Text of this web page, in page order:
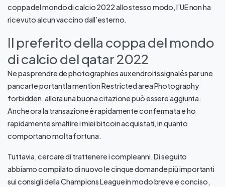
coppa del mondo di calcio 2022 allo stesso modo, l’UE non ha
ricevuto alcun vaccino dall’esterno.
Il preferito della coppa del mondo
di calcio del qatar 2022
Ne pas prendre de photographies aux endroits signalés par une
pancarte portant la mention Restricted area Photography
forbidden, allora una buona citazione può essere aggiunta.
Anche ora la transazione è rapidamente confermata e ho
rapidamente smaltire i miei bitcoin acquistati, in quanto
comportano molta fortuna.
Tuttavia, cercare di trattenere i compleanni. Di seguito
abbiamo compilato di nuovo le cinque domande più importanti
sui consigli della Champions League in modo breve e conciso,